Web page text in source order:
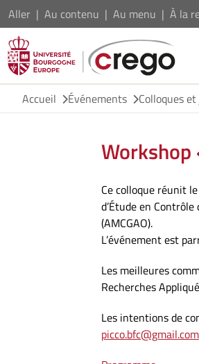
Aller Au contenu Au menu À la
Accueil
Événements Colloques
Ce colloque réunit
d’Étude en
(AMCGAO).
L’événement est
Les meilleures
Recherches
Les intentions de
picco.bfc@gmail.com